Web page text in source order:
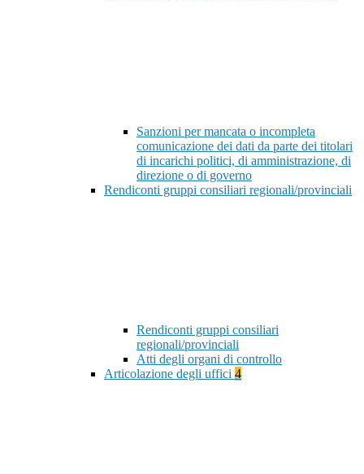
Sanzioni per mancata o incompleta
comunicazione dei dati da parte dei titolari
di incarichi politici, di amministrazione, di
direzione o di governo
Rendiconti gruppi consiliari regionali/provinciali
Rendiconti gruppi consiliari
regionali/provinciali
Atti degli organi di controllo
Articolazione degli uffici 4